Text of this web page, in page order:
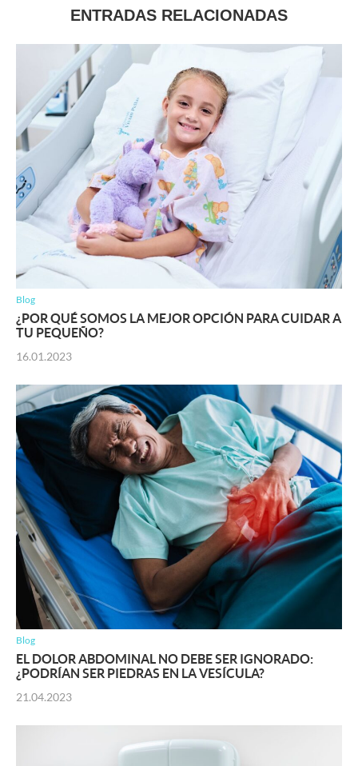
ENTRADAS RELACIONADAS
Blog
¿POR QUÉ SOMOS LA MEJOR OPCIÓN PARA CUIDAR A
TU PEQUEÑO?
16.01.2023
Blog
EL DOLOR ABDOMINAL NO DEBE SER IGNORADO:
¿PODRÍAN SER PIEDRAS EN LA VESÍCULA?
21.04.2023